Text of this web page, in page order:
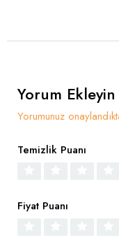
Yorum Ekleyin
Yorumunuz
Temizlik Puanı
Fiyat Puanı